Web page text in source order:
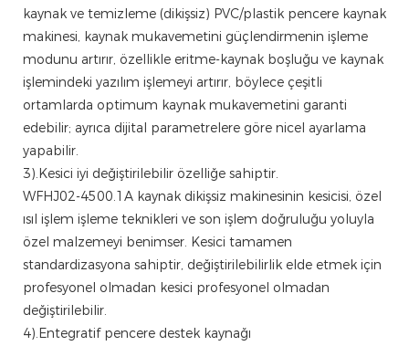
kaynak ve temizleme (dikişsiz) PVC/plastik pencere kaynak
makinesi, kaynak mukavemetini güçlendirmenin işleme
modunu artırır, özellikle eritme-kaynak boşluğu ve kaynak
işlemindeki yazılım işlemeyi artırır, böylece çeşitli
ortamlarda optimum kaynak mukavemetini garanti
edebilir; ayrıca dijital parametrelere göre nicel ayarlama
yapabilir.
3).Kesici iyi değiştirilebilir özelliğe sahiptir.
WFHJ02-4500.1A kaynak dikişsiz makinesinin kesicisi, özel
ısıl işlem işleme teknikleri ve son işlem doğruluğu yoluyla
özel malzemeyi benimser. Kesici tamamen
standardizasyona sahiptir, değiştirilebilirlik elde etmek için
profesyonel olmadan kesici profesyonel olmadan
değiştirilebilir.
4).Entegratif pencere destek kaynağı